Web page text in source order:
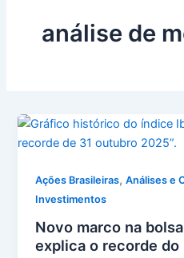
análise de
Ações Brasileiras,Análises e
Investimentos
Novo marco na
explica o recorde do